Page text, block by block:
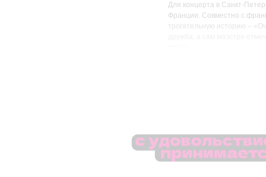
Для концерта в Санкт-
Франции. Совместно с
трогательную историю –